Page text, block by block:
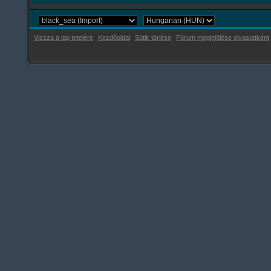
Vissza a lap tetejére Kezdőoldal Sütik törlése Fórum megjelölése olvasottként